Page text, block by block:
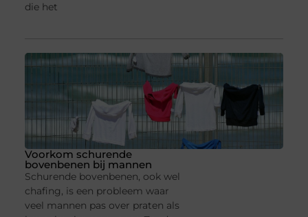
die het
Voorkom schurende
bovenbenen bij mannen
Schurende bovenbenen, ook wel
chafing, is een probleem waar
veel mannen pas over praten als